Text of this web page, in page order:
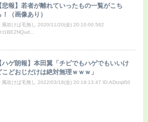
悲報】若者が離れていったもの一覧がこち
！（画像あり）
風吹けば毛無し 2020/11/20(金) 20:10:00.582
ハゲ朗報】本田翼「チビでもハゲでもいいけ
こどおじだけは絶対無理ｗｗｗ」
風吹けば毛無し 2022/03/18(金) 20:19:13.47 ID:ADrzqli50